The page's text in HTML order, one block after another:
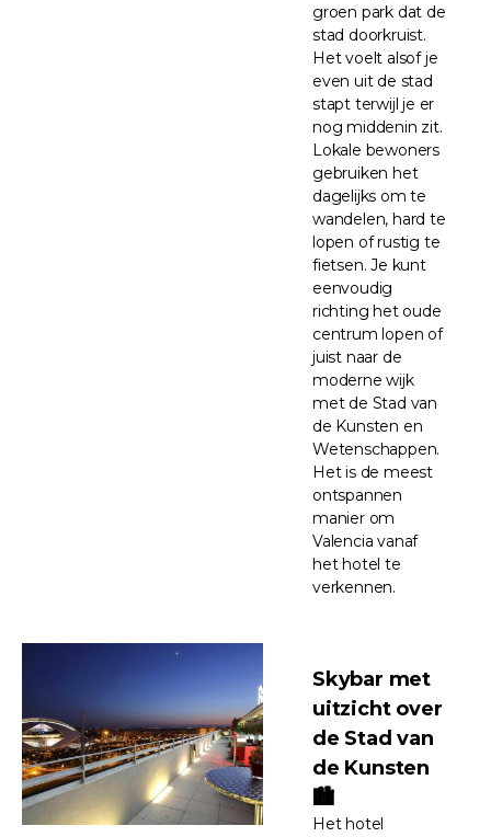
groen park dat de
stad doorkruist.
Het voelt alsof je
even uit de stad
stapt terwijl je er
nog middenin zit.
Lokale bewoners
gebruiken het
dagelijks om te
wandelen, hard te
lopen of rustig te
fietsen. Je kunt
eenvoudig
richting het oude
centrum lopen of
juist naar de
moderne wijk
met de Stad van
de Kunsten en
Wetenschappen.
Het is de meest
ontspannen
manier om
Valencia vanaf
het hotel te
verkennen.
Skybar met
uitzicht over
de Stad van
de Kunsten
🏙️
Het hotel